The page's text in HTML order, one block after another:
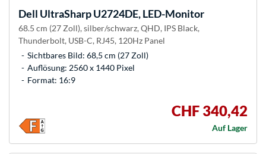
Dell UltraSharp U2724DE, LED-Monitor
68.5 cm (27 Zoll), silber/schwarz, QHD, IPS Black,
Thunderbolt, USB-C, RJ45, 120Hz Panel
Sichtbares Bild: 68,5 cm (27 Zoll)
Auflösung: 2560 x 1440 Pixel
Format: 16:9
CHF 340,42
Auf Lager